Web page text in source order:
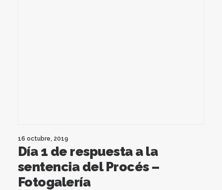
16 octubre, 2019
Día 1 de respuesta a la
sentencia del Procés –
Fotogalería